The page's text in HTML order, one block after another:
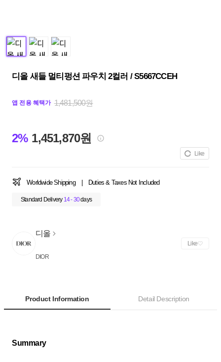
디올 새들 멀티펑션 파우치 2컬러 / S5667CCEH
앱 전용 혜택가 1,481,500원
2% 1,451,870원
Like
Worldwide Shipping Duties & Taxes Not Included
Standard Delivery 14 - 30days
디올
DIOR
Like
Product Information Detail Description
Summary